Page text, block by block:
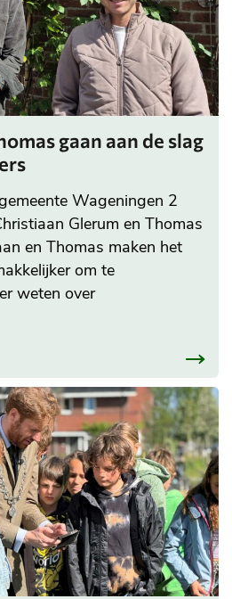
gaan aan de slag
Wageningen 2
Glerum en Thomas
en Thomas maken het
om te
weten over